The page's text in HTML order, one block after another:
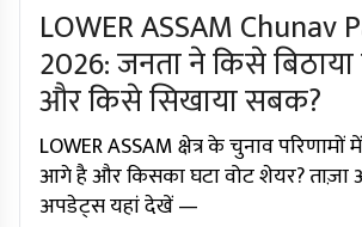
LOWER ASSAM Chunav
2026: जनता ने किसे
और किसे सिखाया सबक?
LOWER ASSAM क्षेत्र के चुनाव परिणामों
आगे है और किसका घटा वोट शेयर?
अपडेट्स यहां देखें —